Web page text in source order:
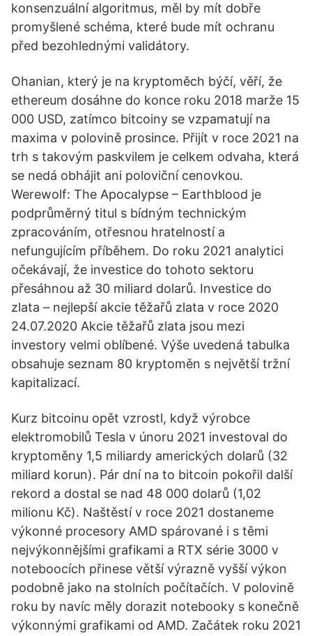
konsenzuální algoritmus, měl by mít dobře
promyšlené schéma, které bude mít ochranu
před bezohlednými validátory.
Ohanian, který je na kryptoměch býčí, věří, že
ethereum dosáhne do konce roku 2018 marže 15
000 USD, zatímco bitcoiny se vzpamatují na
maxima v polovině prosince. Přijít v roce 2021 na
trh s takovým paskvilem je celkem odvaha, která
se nedá obhájit ani poloviční cenovkou.
Werewolf: The Apocalypse – Earthblood je
podprůměrný titul s bídným technickým
zpracováním, otřesnou hratelností a
nefungujícím příběhem. Do roku 2021 analytici
očekávají, že investice do tohoto sektoru
přesáhnou až 30 miliard dolarů. Investice do
zlata – nejlepší akcie těžařů zlata v roce 2020
24.07.2020 Akcie těžařů zlata jsou mezi
investory velmi oblíbené. Výše uvedená tabulka
obsahuje seznam 80 kryptoměn s největší tržní
kapitalizací.
Kurz bitcoinu opět vzrostl, když výrobce
elektromobilů Tesla v únoru 2021 investoval do
kryptoměny 1,5 miliardy amerických dolarů (32
miliard korun). Pár dní na to bitcoin pokořil další
rekord a dostal se nad 48 000 dolarů (1,02
milionu Kč). Naštěstí v roce 2021 dostaneme
výkonné procesory AMD spárované i s těmi
nejvýkonnějšími grafikami a RTX série 3000 v
noteboocích přinese větší výrazně vyšší výkon
podobně jako na stolních počítačích. V polovině
roku by navíc měly dorazit notebooky s konečně
výkonnými grafikami od AMD. Začátek roku 2021